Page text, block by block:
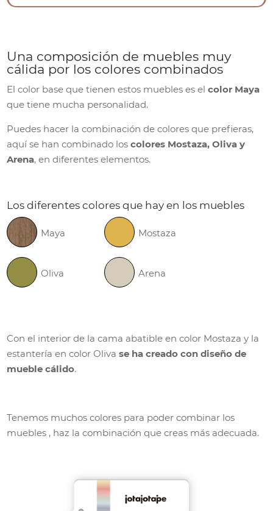
Una composición de muebles muy
cálida por los colores combinados
El color base que tienen estos muebles es elcolor Maya
que tiene mucha personalidad.
Puedes hacer la combinación de colores que prefieras,
aquí se han combinado loscolores Mostaza, Oliva y
Arena, en diferentes elementos.
Los diferentes colores que hay en los muebles
Maya Mostaza
Oliva Arena
Con el interior de la cama abatible en color Mostaza y la
estantería en color Olivase ha creado con diseño de
mueble cálido.
Tenemos muchos colores para poder combinar los
muebles , haz la combinación que creas más adecuada.